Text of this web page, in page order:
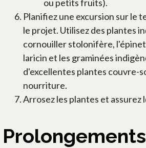
ou petits fruits).
Planifiez une excursion sur le
le projet. Utilisez des plantes
cornouiller stolonifère,
laricin et les graminées
d'excellentes plantes couvre-
nourriture.
Arrosez les plantes et
Prolongements